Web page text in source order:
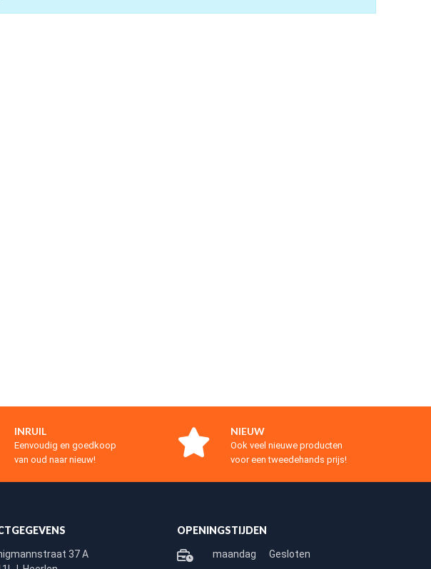
INRUIL
Eenvoudig en goedkoop
van oud naar nieuw!
NIEUW
Ook veel nieuwe producten
voor een tweedehands prijs!
37 A
OPENINGSTIJDEN
maandag Gesloten